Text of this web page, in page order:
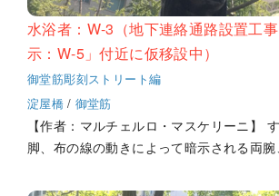
水浴者：W-3（地下連絡通路設置工
示：W-5」付近に仮移設中）
御堂筋彫刻ストリート編
淀屋橋 / 御堂筋
【作者：マルチェルロ・マスケリーニ】
脚、布の線の動きによって暗示される両